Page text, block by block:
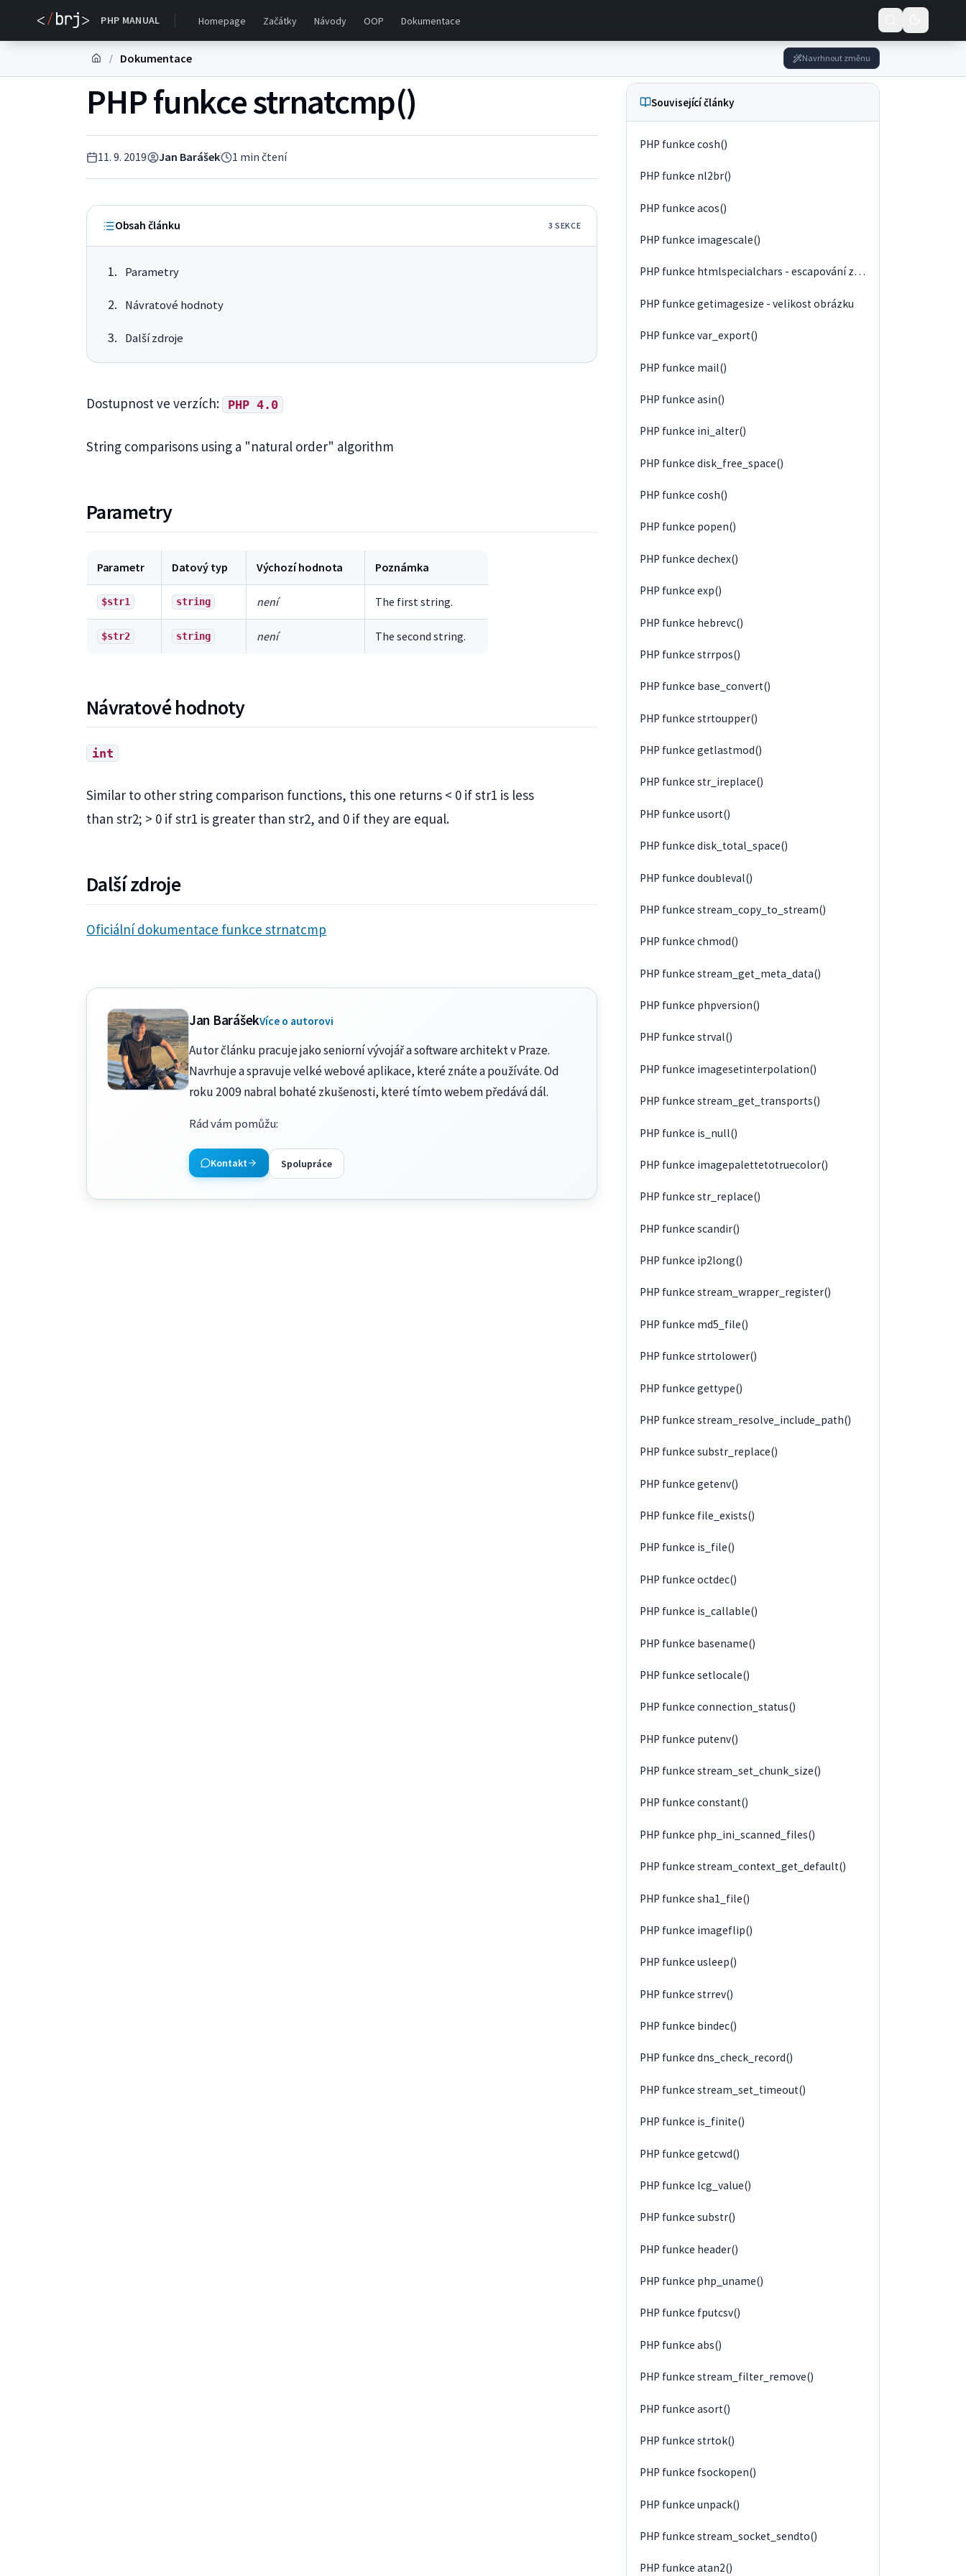
PHP MANUAL Homepage Začátky Návody OOP Dokumentace
/ Dokumentace Navrhnout změnu
PHP funkce strnatcmp()
11. 9. 2019 Jan Barášek 1 min čtení
Obsah článku 3 SEKCE
Parametry
Návratové hodnoty
Další zdroje
Dostupnost ve verzích: PHP 4.0
String comparisons using a "natural order" algorithm
Parametry
Parametr Datový typ Výchozí hodnota Poznámka
$str1 string není The first string.
$str2 string není The second string.
Návratové hodnoty
int
Similar to other string comparison functions, this one returns < 0 if str1 is less
than str2; > 0 if str1 is greater than str2, and 0 if they are equal.
Další zdroje
Oficiální dokumentace funkce strnatcmp
Jan BarášekVíce o autorovi
Autor článku pracuje jako seniorní vývojář a software architekt v Praze.
Navrhuje a spravuje velké webové aplikace, které znáte a používáte. Od
roku 2009 nabral bohaté zkušenosti, které tímto webem předává dál.
Rád vám pomůžu:
Kontakt Spolupráce
Související články
PHP funkce cosh()
PHP funkce nl2br()
PHP funkce acos()
PHP funkce imagescale()
PHP funkce htmlspecialchars - escapování znaků
PHP funkce getimagesize - velikost obrázku
PHP funkce var_export()
PHP funkce mail()
PHP funkce asin()
PHP funkce ini_alter()
PHP funkce disk_free_space()
PHP funkce cosh()
PHP funkce popen()
PHP funkce dechex()
PHP funkce exp()
PHP funkce hebrevc()
PHP funkce strrpos()
PHP funkce base_convert()
PHP funkce strtoupper()
PHP funkce getlastmod()
PHP funkce str_ireplace()
PHP funkce usort()
PHP funkce disk_total_space()
PHP funkce doubleval()
PHP funkce stream_copy_to_stream()
PHP funkce chmod()
PHP funkce stream_get_meta_data()
PHP funkce phpversion()
PHP funkce strval()
PHP funkce imagesetinterpolation()
PHP funkce stream_get_transports()
PHP funkce is_null()
PHP funkce imagepalettetotruecolor()
PHP funkce str_replace()
PHP funkce scandir()
PHP funkce ip2long()
PHP funkce stream_wrapper_register()
PHP funkce md5_file()
PHP funkce strtolower()
PHP funkce gettype()
PHP funkce stream_resolve_include_path()
PHP funkce substr_replace()
PHP funkce getenv()
PHP funkce file_exists()
PHP funkce is_file()
PHP funkce octdec()
PHP funkce is_callable()
PHP funkce basename()
PHP funkce setlocale()
PHP funkce connection_status()
PHP funkce putenv()
PHP funkce stream_set_chunk_size()
PHP funkce constant()
PHP funkce php_ini_scanned_files()
PHP funkce stream_context_get_default()
PHP funkce sha1_file()
PHP funkce imageflip()
PHP funkce usleep()
PHP funkce strrev()
PHP funkce bindec()
PHP funkce dns_check_record()
PHP funkce stream_set_timeout()
PHP funkce is_finite()
PHP funkce getcwd()
PHP funkce lcg_value()
PHP funkce substr()
PHP funkce header()
PHP funkce php_uname()
PHP funkce fputcsv()
PHP funkce abs()
PHP funkce stream_filter_remove()
PHP funkce asort()
PHP funkce strtok()
PHP funkce fsockopen()
PHP funkce unpack()
PHP funkce stream_socket_sendto()
PHP funkce atan2()